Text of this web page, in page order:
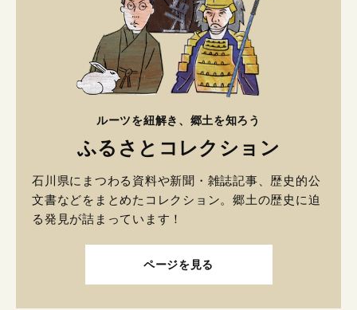
ルーツを紐解き、郷土を知ろう
ふるさとコレクション
石川県にまつわる資料や新聞・雑誌記事、歴史的公
文書などをまとめたコレクション。郷土の歴史に迫
る発見が詰まっています！
ページを見る